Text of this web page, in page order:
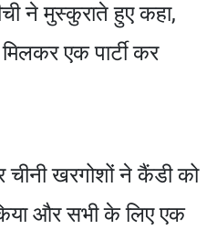
ने मुस्कुराते हुए कहा,
एक पार्टी कर
खरगोशों ने कैंडी को
और सभी के लिए एक